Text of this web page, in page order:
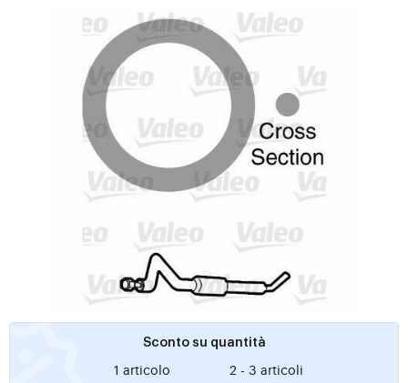
Sconto su quantità
1 articolo 2 - 3 articoli